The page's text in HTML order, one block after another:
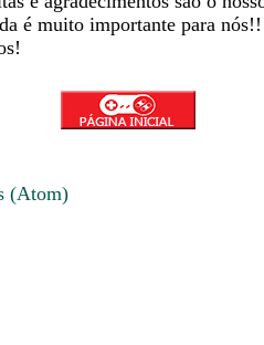
é muito importante para nós!!
(Atom)